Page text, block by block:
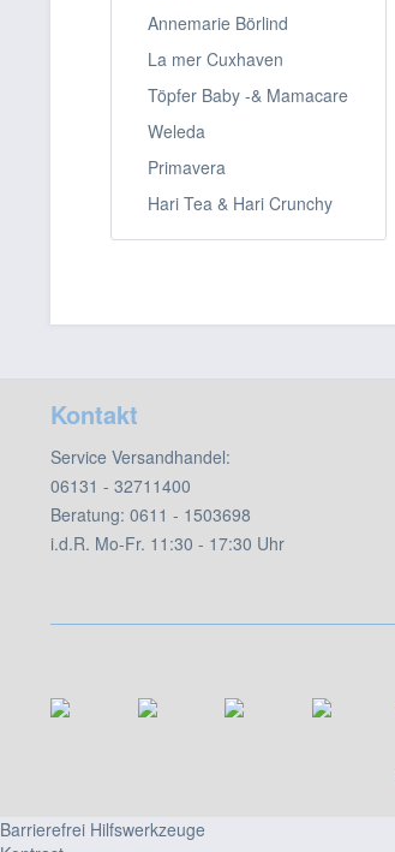
Annemarie Börlind
La mer Cuxhaven
Töpfer Baby -& Mamacare
Weleda
Primavera
Hari Tea & Hari Crunchy
Kontakt
Service Versandhandel:
06131 - 32711400
Beratung: 0611 - 1503698
i.d.R. Mo-Fr. 11:30 - 17:30 Uhr
Barrierefrei Hilfswerkzeuge